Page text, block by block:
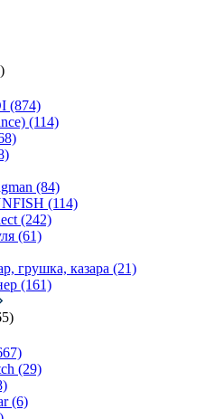
(874)
(114)
(84)
(114)
(242)
(61)
грушка, казара (21)
(161)
(29)
(6)